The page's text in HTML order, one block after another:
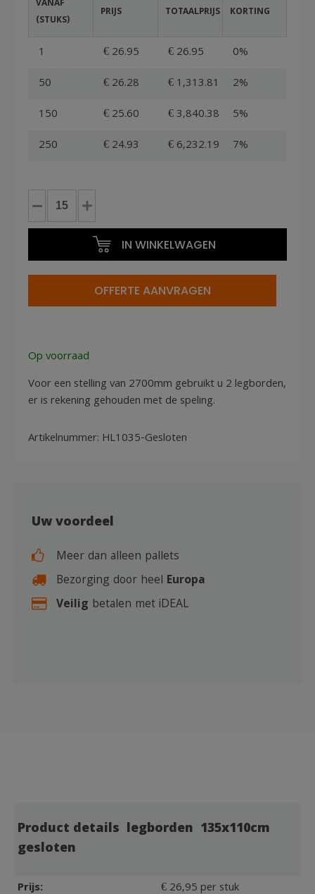
VANAF
(STUKS)
PRIJS TOTAALPRIJS KORTING
1 € 26.95 € 26.95
0%
50
€ 26.28 € 1,313.81
2%
150
€ 25.60 € 3,840.38
5%
250
€ 24.93 € 6,232.19 7%
Houten
legborden
ruw
135x110cm
IN WINKELWAGEN
OFFERTE AANVRAGEN
Op voorraad
Voor een stelling van 2700mm gebruikt u 2 legborden,
er is rekening gehouden met de speling.
Artikelnummer: HL1035-Gesloten
Uw voordeel
Meer dan alleen pallets
Bezorging door heel Europa
Veilig betalen met iDEAL
Product details legborden 135x110cm
gesloten
Prijs: € 26,95 per stuk